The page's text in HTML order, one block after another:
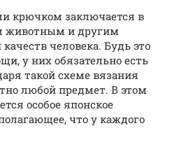
крючком заключается в
животным и другим
человека. Будь это
у них обязательно есть
такой схеме вязания
любой предмет. В этом
особое японское
что у каждого